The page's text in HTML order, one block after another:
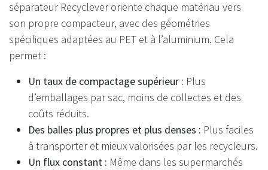
séparateur Recyclever oriente chaque matériau vers
son propre compacteur, avec des géométries
spécifiques adaptées au PET et à l’aluminium. Cela
permet :
Un taux de compactage supérieur : Plus
d’emballages par sac, moins de collectes et des
coûts réduits.
Des balles plus propres et plus denses : Plus faciles
à transporter et mieux valorisées par les recycleurs.
Un flux constant : Même dans les supermarchés